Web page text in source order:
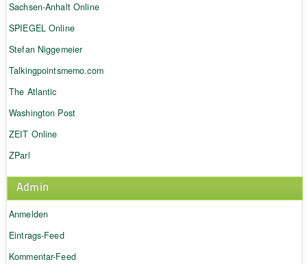
Sachsen-Anhalt Online
SPIEGEL Online
Stefan Niggemeier
Talkingpointsmemo.com
The Atlantic
Washington Post
ZEIT Online
ZParl
Admin
Anmelden
Eintrags-Feed
Kommentar-Feed